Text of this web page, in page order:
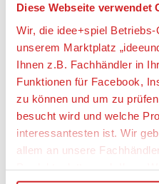
Diese Webseite verwendet
Wir, die idee+spiel
unserem Marktplatz
Ihnen z.B. Fachhändler in
Funktionen für Facebook,
zu können und um zu
besucht wird und welche
interessantesten ist. Wir
allem an unsere
Einhörner können
mit ganz speziellen
eure Armee
Stall mit Magie schützen.
schnell! Nur derjenige
als Erster
Herrscher über alle
bis zur nächsten Partie.
Alter: ab 8 Jahre
2-8 Spieler
Spielzeit: 30 min